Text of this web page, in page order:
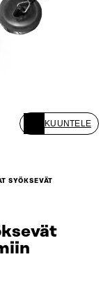
KUUNTELE
SYÖKSEVÄT